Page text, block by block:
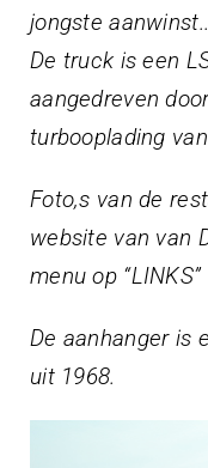
jongste aanwinst..
De truck is een
aangedreven
turbooplading
Foto,s van de
website van van
menu op
De aanhanger is
uit 1968.